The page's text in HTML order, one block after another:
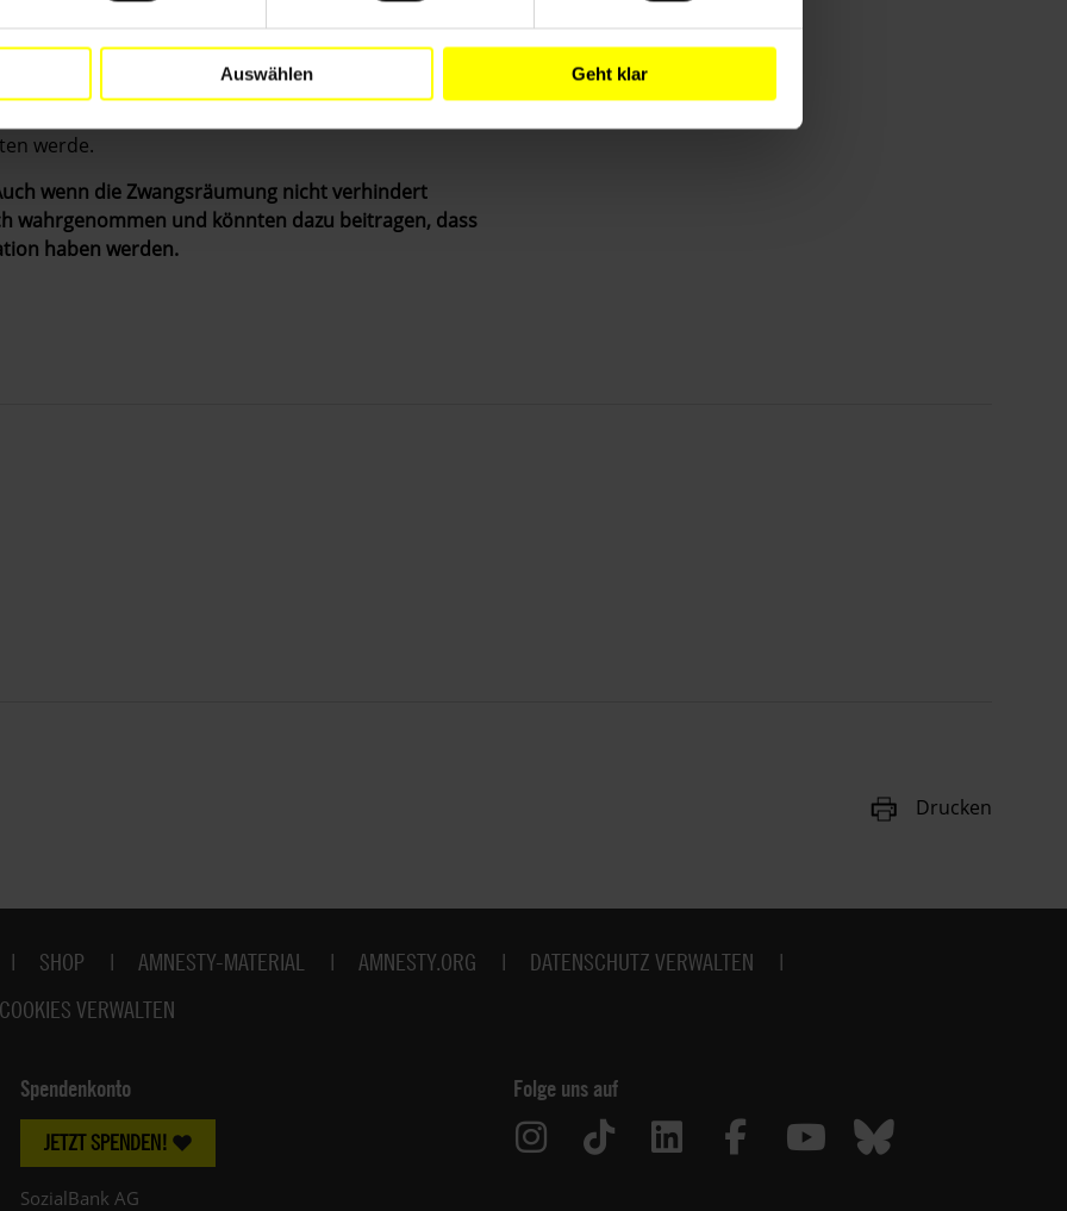
Auswählen Geht klar
Frankreich am 8. April berichtete der
AktivistInnen aus aller Welt erhalten habe und
zur Entwicklung der Situation der im
werde.
wenn die Zwangsräumung nicht verhindert
wahrgenommen und könnten dazu beitragen, dass
haben werden.
Drucken
SHOP AMNESTY-MATERIAL AMNESTY.ORG
DATENSCHUTZ VERWALTEN
COOKIES VERWALTEN
Spendenkonto
JETZT SPENDEN!
SozialBank AG
Folge uns auf